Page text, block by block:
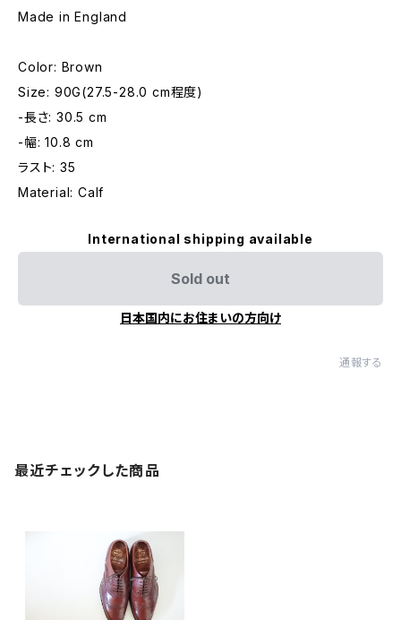
Made in England
Color: Brown
Size: 90G(27.5-28.0 cm程度)
-長さ: 30.5 cm
-幅: 10.8 cm
ラスト: 35
Material: Calf
International shipping available
Sold out
日本国内にお住まいの方向け
通報する
最近チェックした商品